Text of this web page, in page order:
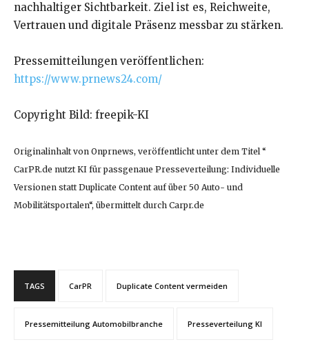
nachhaltiger Sichtbarkeit. Ziel ist es, Reichweite,
Vertrauen und digitale Präsenz messbar zu stärken.
Pressemitteilungen veröffentlichen:
https://www.prnews24.com/
Copyright Bild: freepik-KI
Originalinhalt von Onprnews, veröffentlicht unter dem Titel “
CarPR.de nutzt KI für passgenaue Presseverteilung: Individuelle
Versionen statt Duplicate Content auf über 50 Auto- und
Mobilitätsportalen“, übermittelt durch Carpr.de
TAGS CarPR Duplicate Content vermeiden
Pressemitteilung Automobilbranche Presseverteilung KI